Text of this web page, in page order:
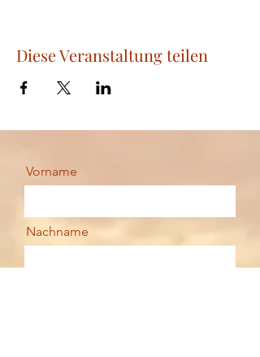
Diese Veranstaltung teilen
Vorname
Nachname